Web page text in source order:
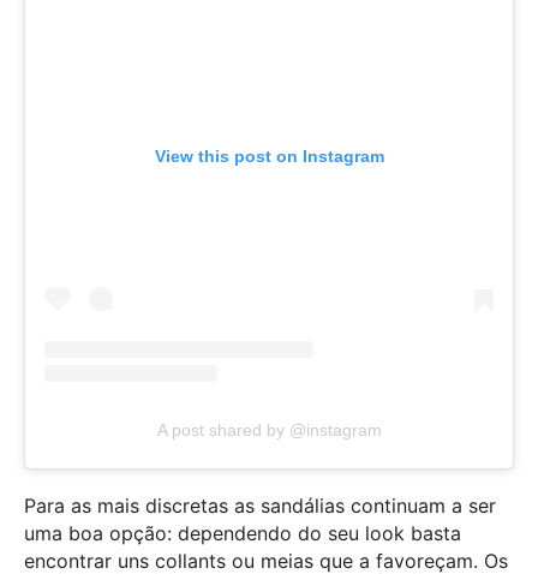
View this post on Instagram
A post shared by @instagram
Para as mais discretas as sandálias continuam a ser
uma boa opção: dependendo do seu look basta
encontrar uns collants ou meias que a favoreçam. Os